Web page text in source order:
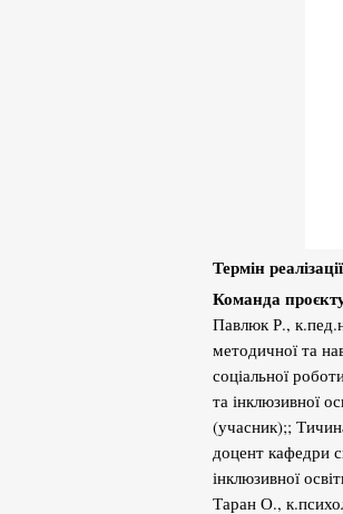
Термін
Команда
Павлюк Р.,
методичної та
соціальної
та інклюзивної
(учасник);;
доцент кафедри
інклюзивної
Таран О.,